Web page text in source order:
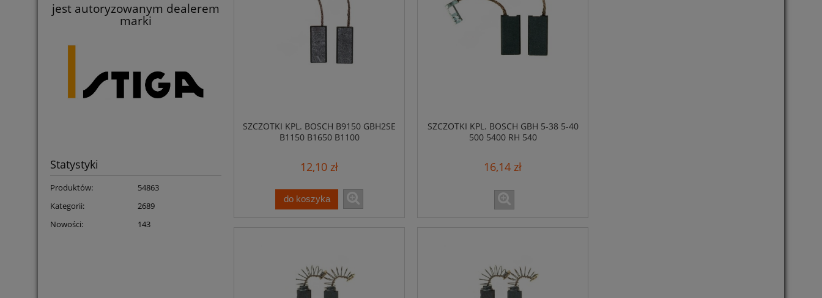
jest autoryzowanym dealerem
marki
Statystyki
Produktów:
54863
Kategorii:
2689
Nowości:
143
SZCZOTKI KPL. BOSCH B9150 GBH2SE
B1150 B1650 B1100
12,10 zł
do koszyka
SZCZOTKI KPL. BOSCH GBH 5-38 5-40
500 5400 RH 540
16,14 zł